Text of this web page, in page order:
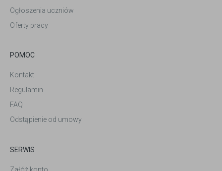
Ogłoszenia uczniów
Oferty pracy
POMOC
Kontakt
Regulamin
FAQ
Odstąpienie od umowy
SERWIS
Załóż konto